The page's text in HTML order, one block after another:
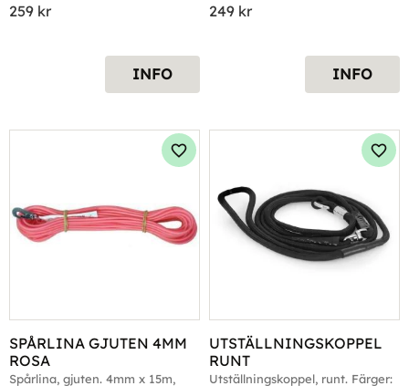
259 kr
INFO
249 kr
INFO
SPÅRLINA GJUTEN 4MM
ROSA
Spårlina, gjuten. 4mm x 15m,
Lägg till i favoriter
UTSTÄLLNINGSKOPPEL
RUNT
Utställningskoppel, runt. Färger: